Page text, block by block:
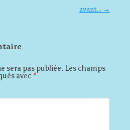
avant… →
sera pas publiée. Les champs
avec *